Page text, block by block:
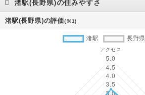
渚駅(長野県)の住みやすさ
渚駅(長野県)の評価(※1)